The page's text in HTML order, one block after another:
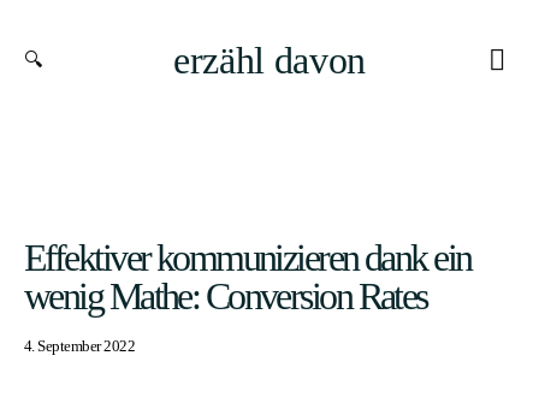
erzähl davon
Effektiver kommunizieren dank ein
wenig Mathe: Conversion Rates
4. September 2022